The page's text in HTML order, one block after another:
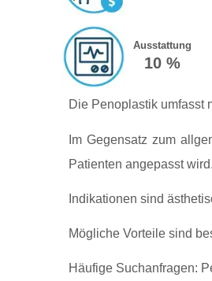
Ausstattung
10 %
Die Penoplastik umfasst
Im Gegensatz zum
Patienten angepasst wird.
Indikationen sind
Mögliche Vorteile sind
Häufige Suchanfragen: